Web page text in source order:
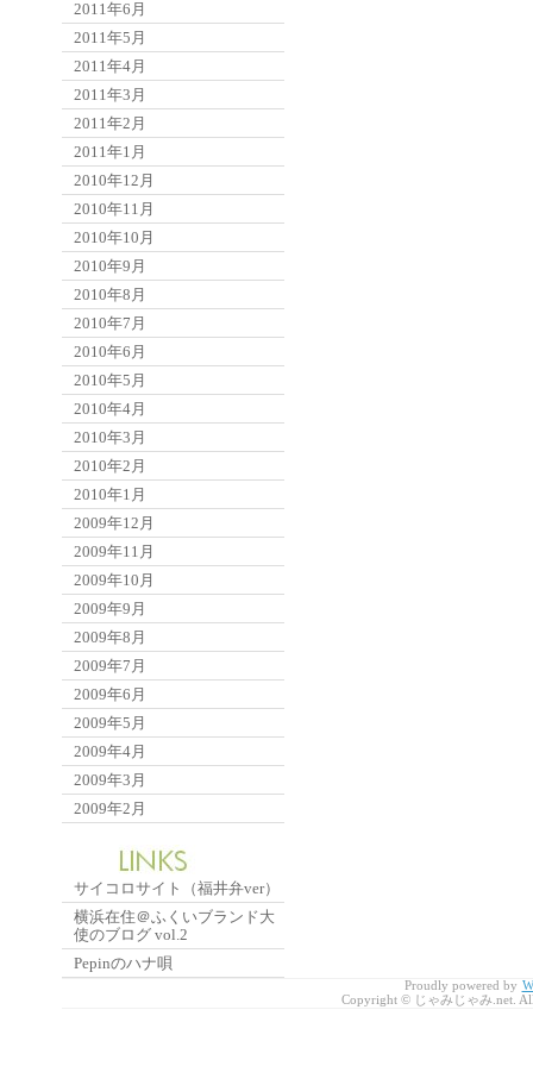
2011年6月
2011年5月
2011年4月
2011年3月
2011年2月
2011年1月
2010年12月
2010年11月
2010年10月
2010年9月
2010年8月
2010年7月
2010年6月
2010年5月
2010年4月
2010年3月
2010年2月
2010年1月
2009年12月
2009年11月
2009年10月
2009年9月
2009年8月
2009年7月
2009年6月
2009年5月
2009年4月
2009年3月
2009年2月
サイコロサイト（福井弁ver）
横浜在住＠ふくいブランド大
使のブログ vol.2
Pepinのハナ唄
Proudly powered by
Copyright © じゃみじゃみ.net.